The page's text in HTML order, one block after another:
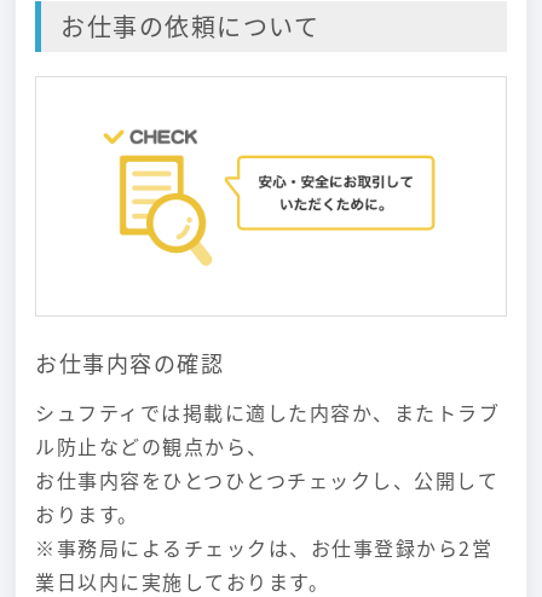
お仕事の依頼について
お仕事内容の確認
シュフティでは掲載に適した内容か、またトラブ
ル防止などの観点から、
お仕事内容をひとつひとつチェックし、公開して
おります。
※事務局によるチェックは、お仕事登録から2営
業日以内に実施しております。